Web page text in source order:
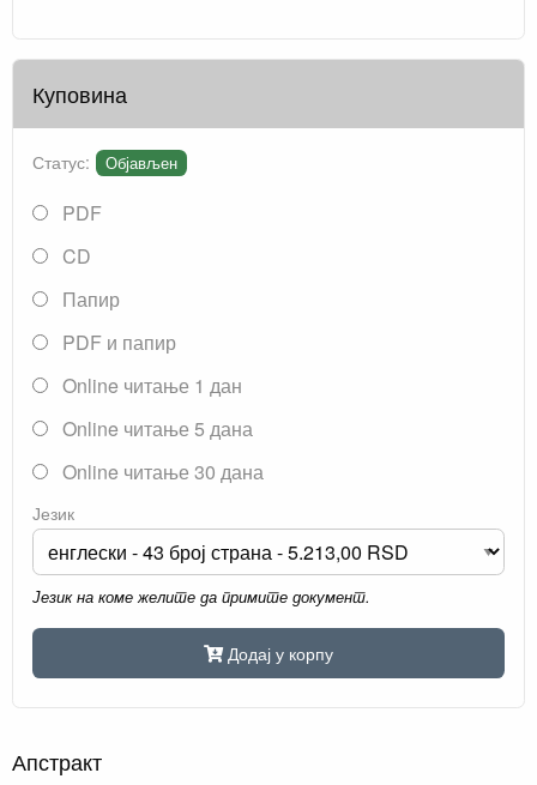
Куповина
Статус: Објављен
PDF
CD
Папир
PDF и папир
Online читање 1 дан
Online читање 5 дана
Online читање 30 дана
Језик
Језик на коме желите да примите документ.
Додај у корпу
Апстракт